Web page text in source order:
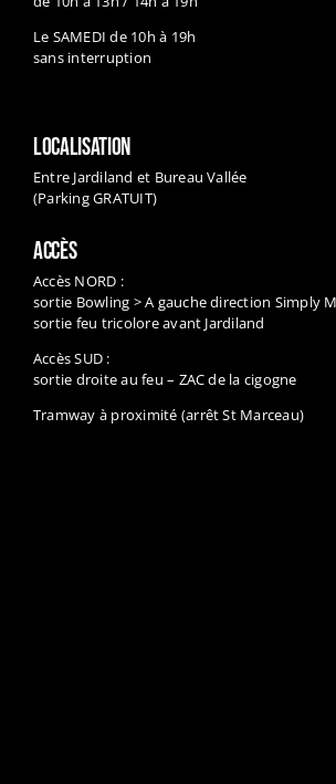
Le SAMEDI de 10h à 19h
sans interruption
LOCALISATION
Entre Jardiland et Bureau Vallée
(Parking GRATUIT)
ACCÈS
Accès NORD :
sortie Bowling > A gauche direction Simply
sortie feu tricolore avant Jardiland
Accès SUD :
sortie droite au feu – ZAC de la cigogne
Tramway à proximité (arrêt St Marceau)